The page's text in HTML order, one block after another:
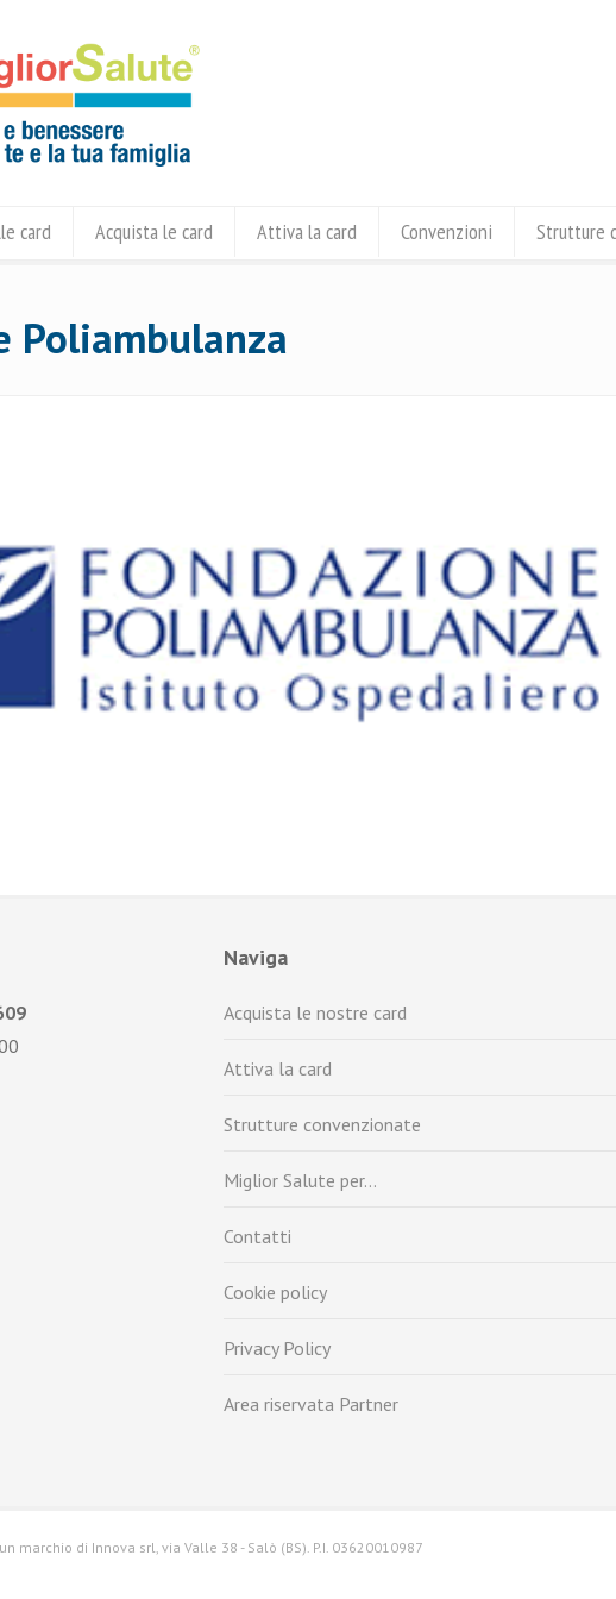
card Acquista le card Attiva la card Convenzioni Strutture
Poliambulanza
Naviga
Acquista le nostre card
Attiva la card
Strutture convenzionate
Miglior Salute per…
Contatti
Cookie policy
Privacy Policy
Area riservata Partner
marchio di Innova srl, via Valle 38 - Salò (BS). P.I. 03620010987